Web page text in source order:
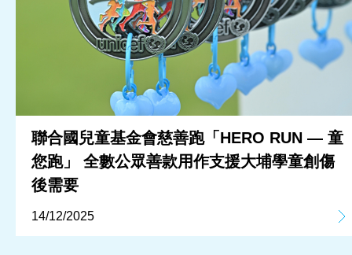
聯合國兒童基金會慈善跑「HERO RUN — 童
您跑」 全數公眾善款用作支援大埔學童創傷
後需要
14/12/2025